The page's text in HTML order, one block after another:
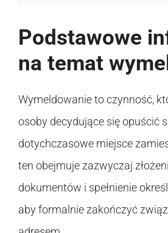
Podstawowe
na temat
Wymeldowanie to czynność,
osoby decydujące się opuścić
dotychczasowe miejsce
ten obejmuje zazwyczaj
dokumentów i spełnienie
aby formalnie zakończyć